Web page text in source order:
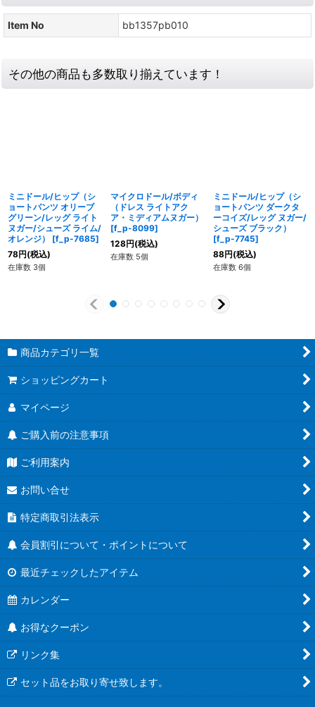
Item No bb1357pb010
その他の商品も多数取り揃えています！
ミニドール/ヒップ（シ
ョートパンツ オリーブ
グリーン/レッグ ライト
ヌガー/シューズ ライム/
オレンジ）
[f_p-7685]
78円(税込)
在庫数 3個
マイクロドール/ボディ
（ドレス ライトアク
ア・ミディアムヌガー）
[f_p-8099]
128円(税込)
在庫数 5個
ミニドール/ヒップ（シ
ョートパンツ ダークタ
ーコイズ/レッグ ヌガー/
シューズ ブラック）
[f_p-7745]
88円(税込)
在庫数 6個
商品カテゴリ一覧
ショッピングカート
マイページ
ご購入前の注意事項
ご利用案内
お問い合せ
特定商取引法表示
会員割引について・ポイントについて
最近チェックしたアイテム
カレンダー
お得なクーポン
リンク集
セット品をお取り寄せ致します。